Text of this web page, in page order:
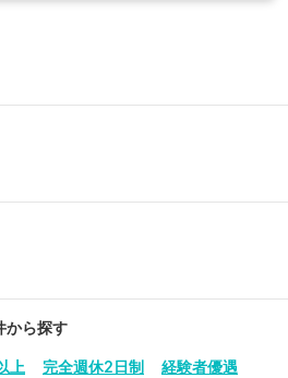
から探す
上 完全週休2日制
経験者優遇